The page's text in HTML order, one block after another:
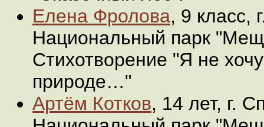
Елена Фролова, 9 класс,
Национальный парк
Стихотворение "Я не
природе…"
Артём Котков, 14 лет, г.